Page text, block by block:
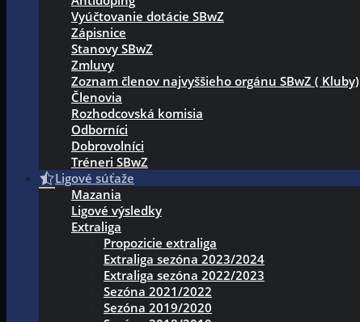
Vyúčtovanie dotácie SBwZ
Zápisnice
Stanovy SBwZ
Zmluvy
Zoznam členov najvyššieho orgánu SBwZ ( Kluby)
Členovia
Rozhodcovská komisia
Odborníci
Dobrovolníci
Tréneri SBwZ
Ligové súťaže
Mazania
Ligové výsledky
Extraliga
Propozicie extraliga
Extraliga sezóna 2023/2024
Extraliga sezóna 2022/2023
Sezóna 2021/2022
Sezóna 2019/2020